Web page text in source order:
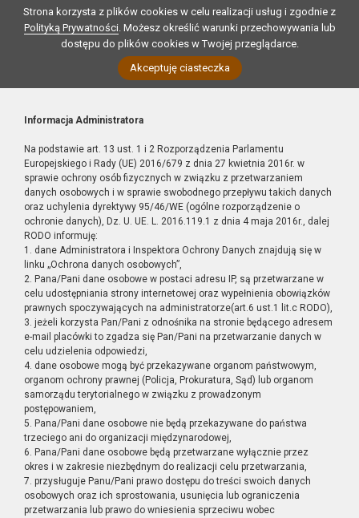
Strona korzysta z plików cookies w celu realizacji usług i zgodnie z
Polityką Prywatności. Możesz określić warunki przechowywania lub
dostępu do plików cookies w Twojej przeglądarce.
Akceptuję ciasteczka
Informacja Administratora
Na podstawie art. 13 ust. 1 i 2 Rozporządzenia Parlamentu
Europejskiego i Rady (UE) 2016/679 z dnia 27 kwietnia 2016r. w
sprawie ochrony osób fizycznych w związku z przetwarzaniem
danych osobowych i w sprawie swobodnego przepływu takich danych
oraz uchylenia dyrektywy 95/46/WE (ogólne rozporządzenie o
ochronie danych), Dz. U. UE. L. 2016.119.1 z dnia 4 maja 2016r., dalej
RODO informuję:
1. dane Administratora i Inspektora Ochrony Danych znajdują się w
linku „Ochrona danych osobowych”,
2. Pana/Pani dane osobowe w postaci adresu IP, są przetwarzane w
celu udostępniania strony internetowej oraz wypełnienia obowiązków
prawnych spoczywających na administratorze(art.6 ust.1 lit.c RODO),
3. jeżeli korzysta Pan/Pani z odnośnika na stronie będącego adresem
e-mail placówki to zgadza się Pan/Pani na przetwarzanie danych w
celu udzielenia odpowiedzi,
4. dane osobowe mogą być przekazywane organom państwowym,
organom ochrony prawnej (Policja, Prokuratura, Sąd) lub organom
samorządu terytorialnego w związku z prowadzonym
postępowaniem,
5. Pana/Pani dane osobowe nie będą przekazywane do państwa
trzeciego ani do organizacji międzynarodowej,
6. Pana/Pani dane osobowe będą przetwarzane wyłącznie przez
okres i w zakresie niezbędnym do realizacji celu przetwarzania,
7. przysługuje Panu/Pani prawo dostępu do treści swoich danych
osobowych oraz ich sprostowania, usunięcia lub ograniczenia
przetwarzania lub prawo do wniesienia sprzeciwu wobec